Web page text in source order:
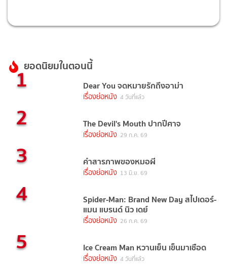
ยอดนิยมในตอนนี้
1 Dear You จดหมายรักถึงอาม่า
เรื่องย่อหนัง 4 วันที่แล้ว
2 The Devil's Mouth ปากปีศาจ
เรื่องย่อหนัง 29 ก.ค. 69
3 คำสารภาพของหมอผี
เรื่องย่อหนัง 13 มิ.ย. 69
4 Spider-Man: Brand New Day สไปเดอร์-
แมน แบรนด์ นิว เดย์
เรื่องย่อหนัง 26 ก.ค. 69
5 Ice Cream Man หวานเย็น เข็นมาเชือด
เรื่องย่อหนัง 4 วันที่แล้ว